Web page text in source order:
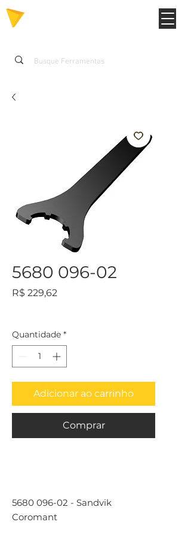
5680 096-02
R$ 229,62
Quantidade *
Adicionar ao carrinho
Comprar
5680 096-02 - Sandvik
Coromant